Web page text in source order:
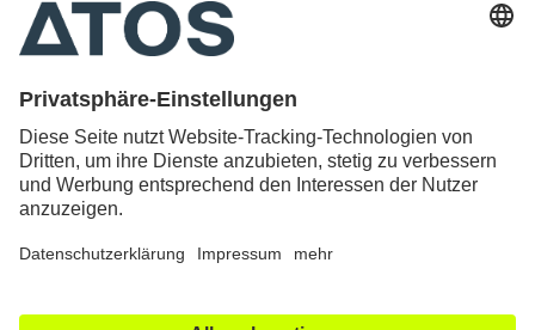
Kontakt & Rechtliches
Alle ATOS Kliniken